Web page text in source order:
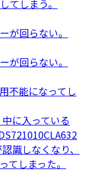
てしまう。
が回らない。
が回らない。
不能になってし
に入っている
識しなくなり、
てしまった。